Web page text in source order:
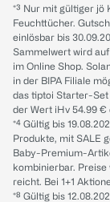
*³ Nur mit gültiger jö
Feuchttücher.
einlösbar bis
Sammelwert wird
im Online Shop.
in der BIPA Filiale
das tiptoi Starter-
der Wert iHv 54.99 €
*⁴ Gültig bis
Produkte, mit SALE
Baby-Premium-
kombinierbar.
reicht. Bei 1+1
*⁸ Gültig bis